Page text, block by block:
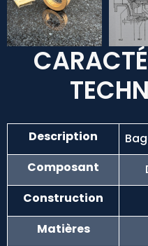
Description
Composant
Construction
Matières